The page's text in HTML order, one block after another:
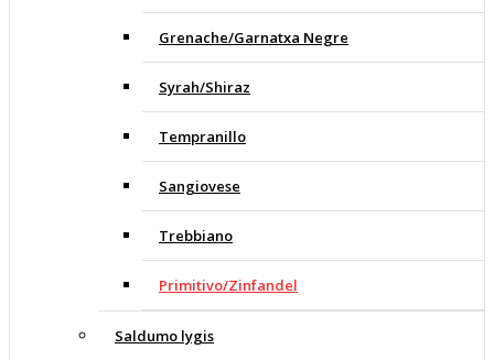
Grenache/Garnatxa Negre
Syrah/Shiraz
Tempranillo
Sangiovese
Trebbiano
Primitivo/Zinfandel
Saldumo lygis